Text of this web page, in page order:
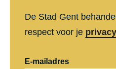
E-mailadres
De Stad Gent
respect voor je privacy